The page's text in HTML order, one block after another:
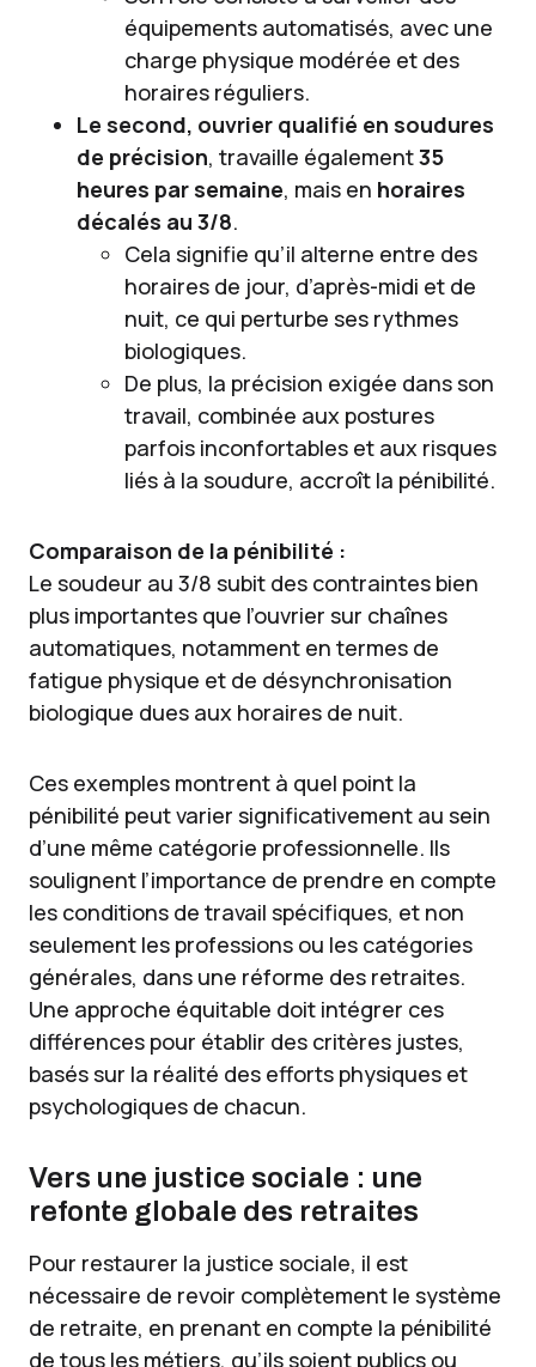
équipements automatisés, avec une
charge physique modérée et des
horaires réguliers.
Le second, ouvrier qualifié en soudures
de précision, travaille également35
heures par semaine, mais en horaires
décalés au 3/8.
Cela signifie qu’il alterne entre des
horaires de jour, d’après-midi et de
nuit, ce qui perturbe ses rythmes
biologiques.
De plus, la précision exigée dans son
travail, combinée aux postures
parfois inconfortables et aux risques
liés à la soudure, accroît la pénibilité.
Comparaison de la pénibilité :
Le soudeur au 3/8 subit des contraintes bien
plus importantes que l’ouvrier sur chaînes
automatiques, notamment en termes de
fatigue physique et de désynchronisation
biologique dues aux horaires de nuit.
Ces exemples montrent à quel point la
pénibilité peut varier significativement au sein
d’une même catégorie professionnelle. Ils
soulignent l’importance de prendre en compte
les conditions de travail spécifiques, et non
seulement les professions ou les catégories
générales, dans une réforme des retraites.
Une approche équitable doit intégrer ces
différences pour établir des critères justes,
basés sur la réalité des efforts physiques et
psychologiques de chacun.
Vers une justice sociale : une
refonte globale des retraites
Pour restaurer la justice sociale, il est
nécessaire de revoir complètement le système
de retraite, en prenant en compte la pénibilité
de tous les métiers, qu’ils soient publics ou